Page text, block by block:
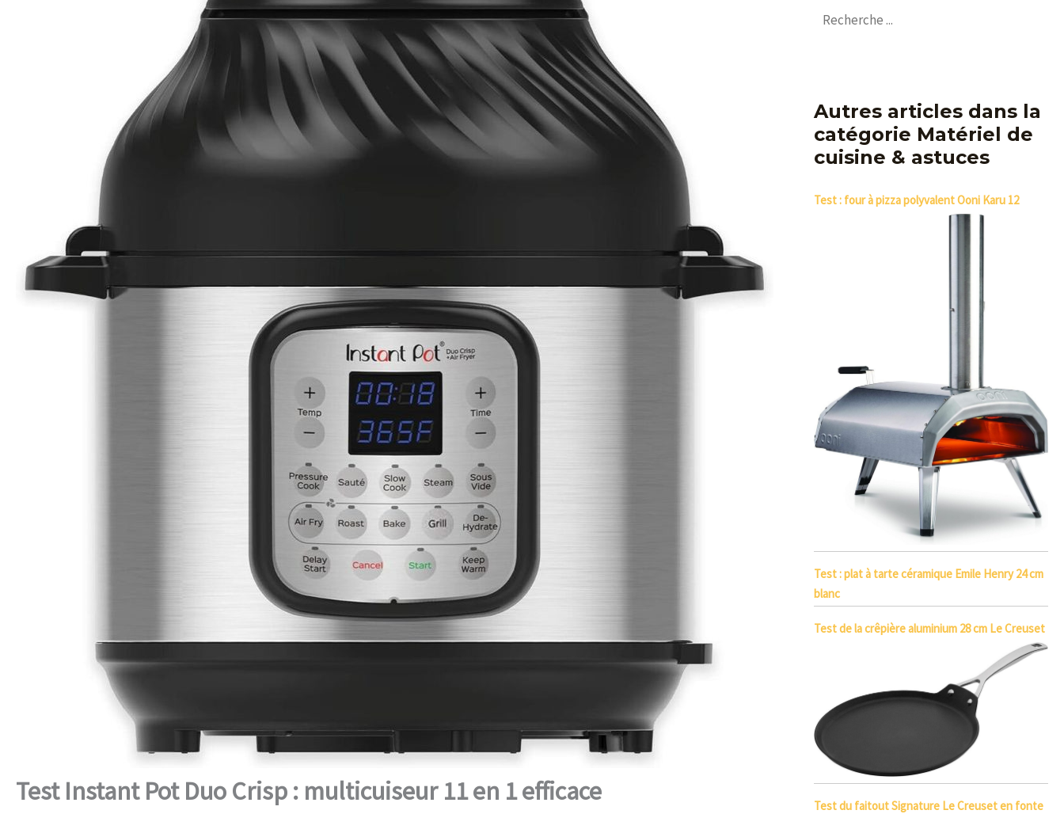
Test Instant Pot Duo Crisp : multicuiseur 11 en 1 efficace
Autres articles dans la
catégorie Matériel de
cuisine & astuces
Test : four à pizza polyvalent Ooni Karu 12
Test : plat à tarte céramique Emile Henry 24 cm
blanc
Test de la crêpière aluminium 28 cm Le Creuset
Test du faitout Signature Le Creuset en fonte